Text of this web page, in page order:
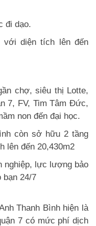
đi dạo.
diện tích lên đến
chợ, siêu thị Lotte,
7, FV, Tim Tâm Đức,
non đến đại học.
còn sở hữu 2 tầng
lên đến 20,430m2
nghiệp, lực lượng bảo
bạn 24/7
Thanh Bình hiện là
7 có mức phí dịch